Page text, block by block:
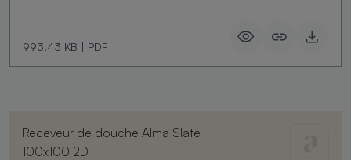
993.43 KB | PDF
Receveur de douche Alma Slate
100x100 2D